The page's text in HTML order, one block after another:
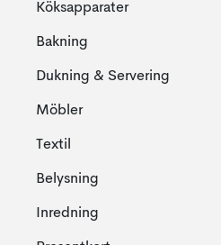
Köksapparater
Bakning
Dukning & Servering
Möbler
Textil
Belysning
Inredning